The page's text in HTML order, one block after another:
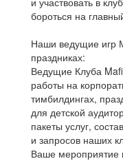
бороться на
Наши ведущие игр
праздниках:
Ведущие Клуба
работы на
тимбилдингах,
для детской
пакеты услуг,
и запросов наших
Ваше мероприятие